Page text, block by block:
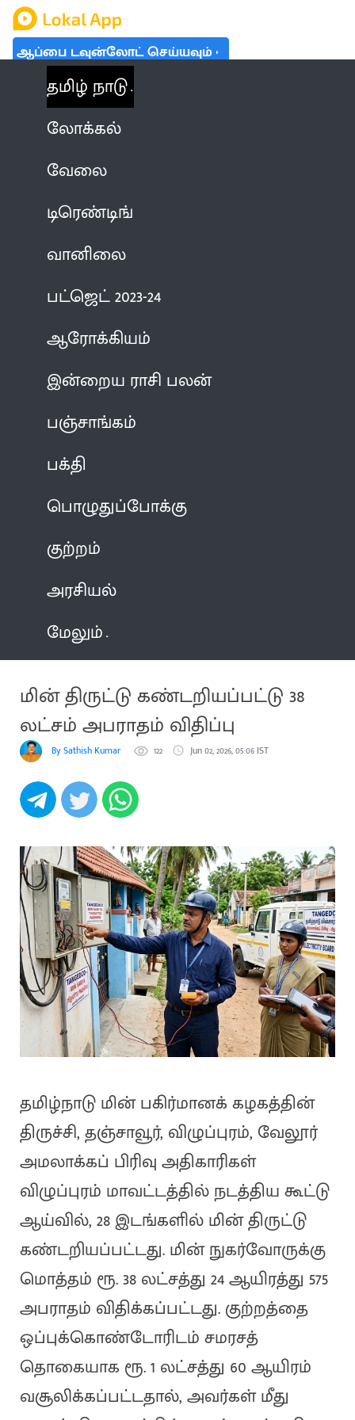
ஆப்பை டவுன்லோட் செய்யவும்
தமிழ் நாடு
லோக்கல்
வேலை
டிரெண்டிங்
வானிலை
பட்ஜெட் 2023-24
ஆரோக்கியம்
இன்றைய ராசி பலன்
பஞ்சாங்கம்
பக்தி
பொழுதுப்போக்கு
குற்றம்
அரசியல்
மேலும்
மின் திருட்டு கண்டறியப்பட்டு 38
லட்சம் அபராதம் விதிப்பு
By Sathish Kumar Villupuram
122 Jun 02, 2026, 05:06 IST
தமிழ்நாடு மின் பகிர்மானக் கழகத்தின்
திருச்சி, தஞ்சாவூர், விழுப்புரம், வேலூர்
அமலாக்கப் பிரிவு அதிகாரிகள்
விழுப்புரம் மாவட்டத்தில் நடத்திய கூட்டு
ஆய்வில், 28 இடங்களில் மின் திருட்டு
கண்டறியப்பட்டது. மின் நுகர்வோருக்கு
மொத்தம் ரூ. 38 லட்சத்து 24 ஆயிரத்து 575
அபராதம் விதிக்கப்பட்டது. குற்றத்தை
ஒப்புக்கொண்டோரிடம் சமரசத்
தொகையாக ரூ. 1 லட்சத்து 60 ஆயிரம்
வசூலிக்கப்பட்டதால், அவர்கள் மீது